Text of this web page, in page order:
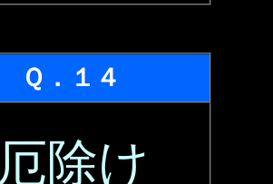
Ｑ．１４
厄除け